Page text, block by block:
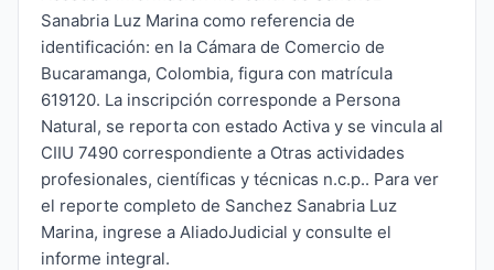
Sanabria Luz Marina como referencia de
identificación: en la Cámara de Comercio de
Bucaramanga, Colombia, figura con matrícula
619120. La inscripción corresponde a Persona
Natural, se reporta con estado Activa y se vincula al
CIIU 7490 correspondiente a Otras actividades
profesionales, científicas y técnicas n.c.p.. Para ver
el reporte completo de Sanchez Sanabria Luz
Marina, ingrese a AliadoJudicial y consulte el
informe integral.